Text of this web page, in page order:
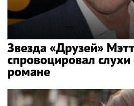
Звезда «Друзей»
спровоцировал
романе